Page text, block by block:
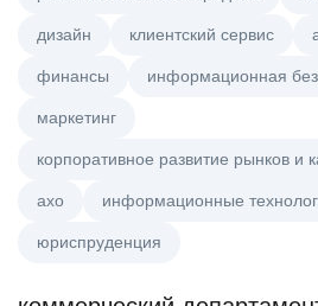
дизайн клиентский сервис
финансы информационная
маркетинг
корпоративное развитие рынков и
axo информационные
юриспруденция